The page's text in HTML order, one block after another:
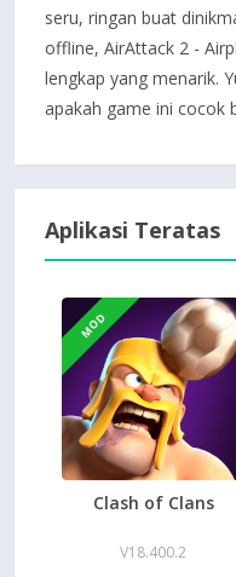
seru, ringan buat
offline, AirAttack 2 -
lengkap yang menarik.
apakah game ini cocok
Aplikasi Teratas
MOD
Clash of Clans
V18.400.2